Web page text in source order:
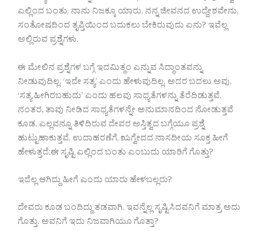
ಎಲ್ಲಿಂದ ಬಂತು, ನಾನು ನಿಜಕ್ಕೂ ಯಾರು, ನನ್ನ ಜೀವನದ ಉದ್ದೇಶವೇನು,
ಸಂತೋಷದಿಂದ ತೃಪ್ತಿಯಿಂದ ಬದುಕಲು ಬೇಕಿರುವುದು ಏನು? ಇವೆಲ್ಲ
ಅಲ್ಲಿರುವ ಪ್ರಶ್ನೆಗಳು.
ಈ ಮೇಲಿನ ಪ್ರಶ್ನೆಗಳ ಬಗ್ಗೆ ಇದಮಿತ್ಥಂ ಎನ್ನುವ ಸಿದ್ಧಾಂತವನ್ನು
ನೀಡುವುದಿಲ್ಲ. ‘ಇದೇ ಸತ್ಯ’ ಎಂದು ಹೇಳುವುದಿಲ್ಲ. ಅದರ ಬದಲು ಅವು,
‘ಸತ್ಯ ಹೀಗಿರಬಹುದು’ ಎಂದು ಹಲವು ಸಾಧ್ಯತೆಗಳನ್ನು ತೆರೆದಿಡುತ್ತವೆ.
ನಂತರ, ತಾವು ನೀಡಿದ ಸಾಧ್ಯತೆಗಳನ್ನೇ ಅನುಮಾನದಿಂದ ನೋಡುತ್ತವೆ
ಕೂಡ. ಎಲ್ಲವನ್ನೂ ತಿಳಿದಿರುವ ದೇವರ ಅಸ್ತಿತ್ವದ ಬಗ್ಗೆಯೂ ಪ್ರಶ್ನೆ
ಹುಟ್ಟುಹಾಕುತ್ತವೆ. ಉದಾಹರಣೆಗೆ, ಋಗ್ವೇದದ ನಾಸದೀಯ ಸೂಕ್ತ ಹೀಗೆ
ಹೇಳುತ್ತದೆ:ಈ ಸೃಷ್ಟಿ ಎಲ್ಲಿಂದ ಬಂತು ಎಂಬುದು ಯಾರಿಗೆ ಗೊತ್ತು?
ಇದೆಲ್ಲ ಆಗಿದ್ದು ಹೀಗೆ ಎಂದು ಯಾರು ಹೇಳಬಲ್ಲರು?
ದೇವರು ಕೂಡ ಬಂದಿದ್ದು ತಡವಾಗಿ. ಇವನ್ನೆಲ್ಲ ಸೃಷ್ಟಿಸಿದವನಿಗೆ ಮಾತ್ರ ಅದು
ಗೊತ್ತು. ಅವನಿಗೆ ಇದು ನಿಜವಾಗಿಯೂ ಗೊತ್ತಾ?